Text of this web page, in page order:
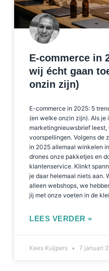
E-commerce in
wij écht gaan
onzin zijn)
E-commerce in 2025: 5
(en welke onzin zijn). Als je
marketingnieuwsbrief
voorspellingen. Volgens de
in 2025 allemaal winkelen
drones onze pakketjes en
klantenservice. Klinkt
je daar helemaal niets aan.
alleen webshops, we
jij met onze voeten in de
LEES VERDER »
Kees Kuijpers 7 januari